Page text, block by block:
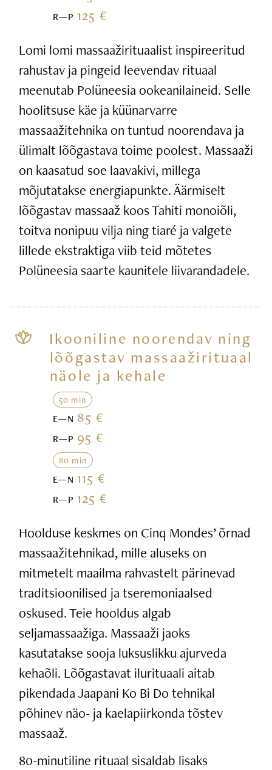
R—P125 €
Lomi lomi massaažirituaalist inspireeritud
rahustav ja pingeid leevendav rituaal
meenutab Polüneesia ookeanilaineid. Selle
hoolitsuse käe ja küünarvarre
massaažitehnika on tuntud noorendava ja
ülimalt lõõgastava toime poolest. Massaaži
on kaasatud soe laavakivi, millega
mõjutatakse energiapunkte. Äärmiselt
lõõgastav massaaž koos Tahiti monoiõli,
toitva nonipuu vilja ning tiaré ja valgete
lillede ekstraktiga viib teid mõtetes
Polüneesia saarte kaunitele liivarandadele.
Ikooniline noorendav ning
lõõgastav massaažirituaal
näole ja kehale
50 min
E—N 85 €
R—P 95 €
80 min
E—N115 €
R—P125 €
Hoolduse keskmes on Cinq Mondes’ õrnad
massaažitehnikad, mille aluseks on
mitmetelt maailma rahvastelt pärinevad
traditsioonilised ja tseremoniaalsed
oskused. Teie hooldus algab
seljamassaažiga. Massaaži jaoks
kasutatakse sooja luksuslikku ajurveda
kehaõli. Lõõgastavat ilurituaali aitab
pikendada Jaapani Ko Bi Do tehnikal
põhinev näo- ja kaelapiirkonda tõstev
massaaž.
80-minutiline rituaal sisaldab lisaks